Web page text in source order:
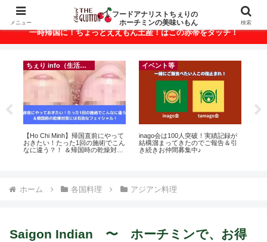
ベトナム・ホーチミンの美味いもんが満載！
一時帰国に！ちょっとええもん土産！はこの赤帯をタッチ！
ちぇり info（生活情報）
【Ho Chi Minh】帰国直前にやって
おきたい！たった1回の施術でこん
なに違う？！ ＆帰国時の乾燥対策
イベント等
inago会は100人突破！実績記録が
結構溜まってきたのでご報告＆引
き続きお仲間募集中♪
ホーム 各国料理 アジアン料理
Saigon Indian 〜 ホーチミンで、お得
メニュー
フードアナリストちぇりの
ホーチミンの美味いもん
検索